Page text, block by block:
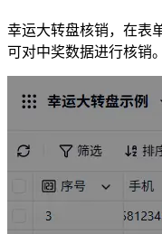
幸运大转盘核销，在表
可对中奖数据进行核销。